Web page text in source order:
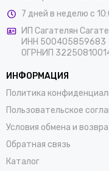
7 дней в неделю с
ИП Сагателян
ИНН 500405859683
ОГРНИП
ИНФОРМАЦИЯ
Политика
Пользовательское
Условия обмена и
Обратная связь
Каталог